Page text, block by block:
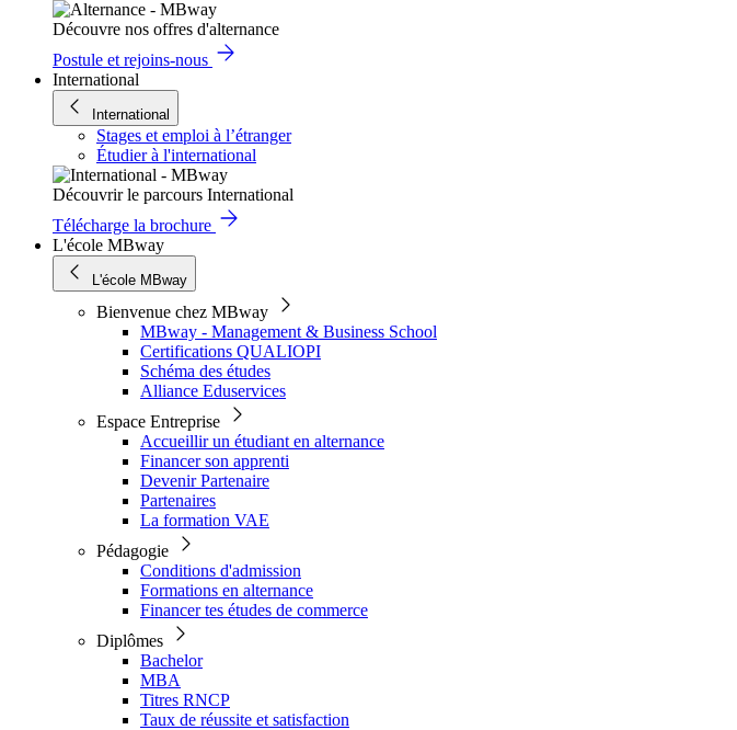
Découvre nos offres d'alternance
Postule et rejoins-nous
International
International
Stages et emploi à l’étranger
Étudier à l'international
Découvrir le parcours International
Télécharge la brochure
L'école MBway
L'école MBway
Bienvenue chez MBway
MBway - Management & Business School
Certifications QUALIOPI
Schéma des études
Alliance Eduservices
Espace Entreprise
Accueillir un étudiant en alternance
Financer son apprenti
Devenir Partenaire
Partenaires
La formation VAE
Pédagogie
Conditions d'admission
Formations en alternance
Financer tes études de commerce
Diplômes
Bachelor
MBA
Titres RNCP
Taux de réussite et satisfaction